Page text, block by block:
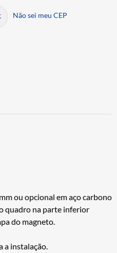
Não sei meu CEP
ou opcional em aço carbono
quadro na parte inferior
do magneto.
a instalação.